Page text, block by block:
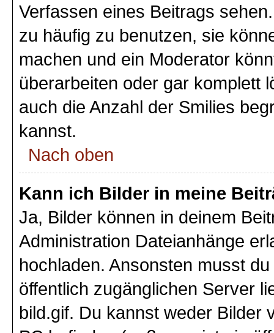
Verfassen eines Beitrags
zu häufig zu benutzen, sie
machen und ein Moderator
überarbeiten oder gar komplett
auch die Anzahl der Smilies
kannst.
Nach oben
Kann ich Bilder in meine
Ja, Bilder können in deinem
Administration Dateianhänge
hochladen. Ansonsten musst
öffentlich zugänglichen Server
bild.gif. Du kannst weder Bilder